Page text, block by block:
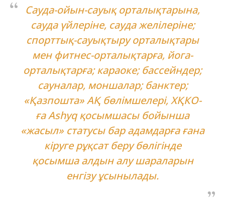
Сауда-ойын-сауық орталықтарына,
сауда үйлеріне, сауда желілеріне;
спорттық-сауықтыру орталықтары
мен фитнес-орталықтарға, йога-
орталықтарға; караоке; бассейндер;
сауналар, моншалар; банктер;
«Қазпошта» АҚ бөлімшелері, ХҚКО-
ға Ashyq қосымшасы бойынша
«жасыл» статусы бар адамдарға ғана
кіруге рұқсат беру бөлігінде
қосымша алдын алу шараларын
енгізу ұсынылады.